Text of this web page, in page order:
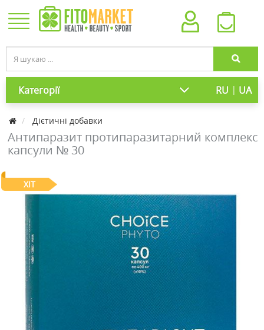
Категорії RU | UA
Дієтичні добавки
Антипаразит протипаразитарний комплекс
капсули № 30
ХІТ